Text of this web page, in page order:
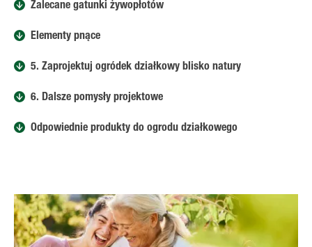
Zalecane gatunki żywopłotów
Elementy pnące
5. Zaprojektuj ogródek działkowy blisko natury
6. Dalsze pomysły projektowe
Odpowiednie produkty do ogrodu działkowego